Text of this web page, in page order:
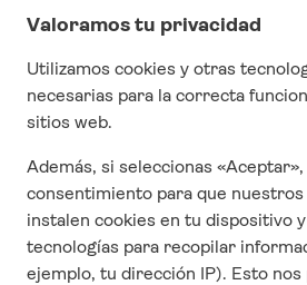
INFORMACIÓN
Especial COVID
Visados
Seguros
Contrato y condiciones generales
Cuestonario de satisfacción
CONTACTO